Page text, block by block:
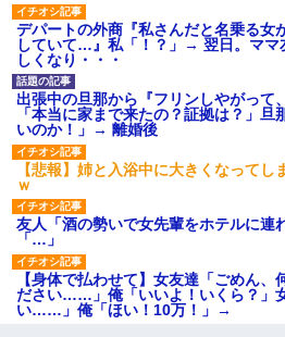
デパートの外商『私さんだと名乗る女
していて…』私「！？」→ 翌日。ママ
しくなり・・・
出張中の旦那から『フリンしやがって
「本当に家まで来たの？証拠は？」
いのか！」→ 離婚後
【悲報】姉と入浴中に大きくなってし
ｗ
友人「酒の勢いで女先輩をホテルに連
「…」
【身体で払わせて】女友達「ごめん、
ださい……」俺「いいよ！いくら？」
い……」俺「ほい！10万！」→